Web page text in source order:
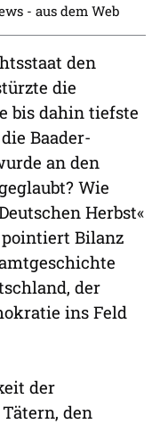
- aus dem Web
den
die
bis dahin tiefste
Baader-
an den
Wie
Herbst«
pointiert Bilanz
der
ins Feld
der
den